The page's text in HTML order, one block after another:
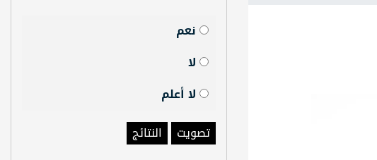
نعم
لا
لا أعلم
تصويت
النتائج